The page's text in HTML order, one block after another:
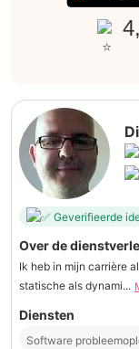
Geverifieerde
Over de
Ik heb in mijn carrière
statische als dynami...
Diensten
Software